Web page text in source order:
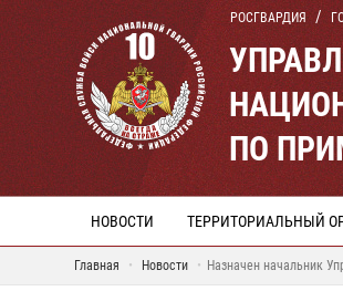
РОСГВАРДИЯ
ПО
НОВОСТИ ТЕРРИТОРИАЛЬНЫЙ
Главная Новости Назначен начальник